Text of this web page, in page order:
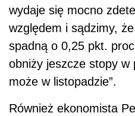
wydaje się mocno
względem i sądzimy,
spadną o 0,25 pkt.
obniży jeszcze stopy w
może w listopadzie”.
Również ekonomista